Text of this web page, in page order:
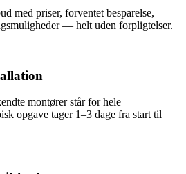
med priser, forventet besparelse,
— helt uden forpligtelser.
montører står for hele
opgave tager 1–3 dage fra start til